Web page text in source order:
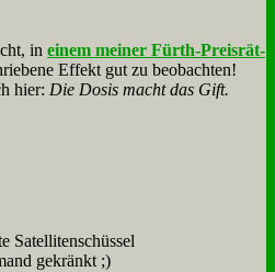
in ei­nem mei­ner Fürth-Preis­rät­
Ef­fekt gut zu be­ob­ach­ten!
hier: Die Do­sis macht das Gift.
Sa­tel­li­ten­schüs­sel
ge­kränkt ;)